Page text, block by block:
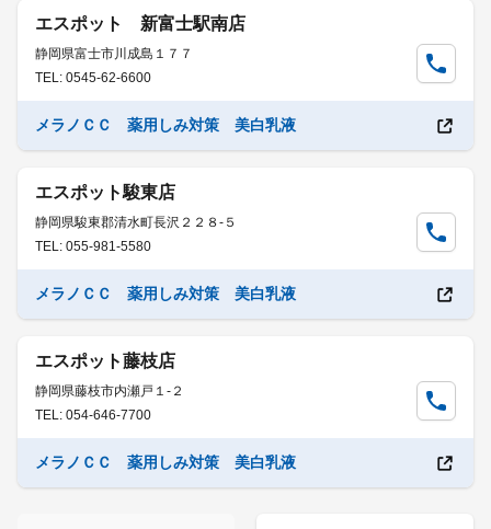
エスポット 新富士駅南店
静岡県富士市川成島１７７
TEL: 0545-62-6600
メラノＣＣ 薬用しみ対策 美白乳液
エスポット駿東店
静岡県駿東郡清水町長沢２２８-５
TEL: 055-981-5580
メラノＣＣ 薬用しみ対策 美白乳液
エスポット藤枝店
静岡県藤枝市内瀬戸１-２
TEL: 054-646-7700
メラノＣＣ 薬用しみ対策 美白乳液